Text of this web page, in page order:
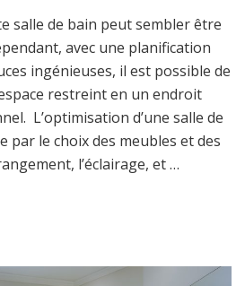
salle de bain peut sembler être
avec une planification
ingénieuses, il est possible de
restreint en un endroit
L’optimisation d’une salle de
par le choix des meubles et des
l’éclairage, et …